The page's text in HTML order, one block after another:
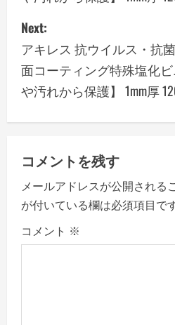
t
n
a
v
i
g
a
t
i
Next:
アキレス 抗ウイルス・抗
面コーティング特殊塩化
や汚れから保護】 1mm厚
コメントを残す
メールアドレスが公開される
が付いている欄は必須項目で
コメント ※